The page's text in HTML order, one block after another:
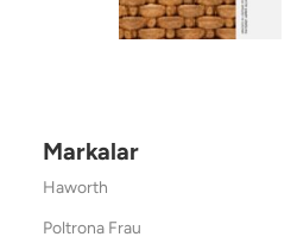
Markalar
Haworth
Poltrona Frau